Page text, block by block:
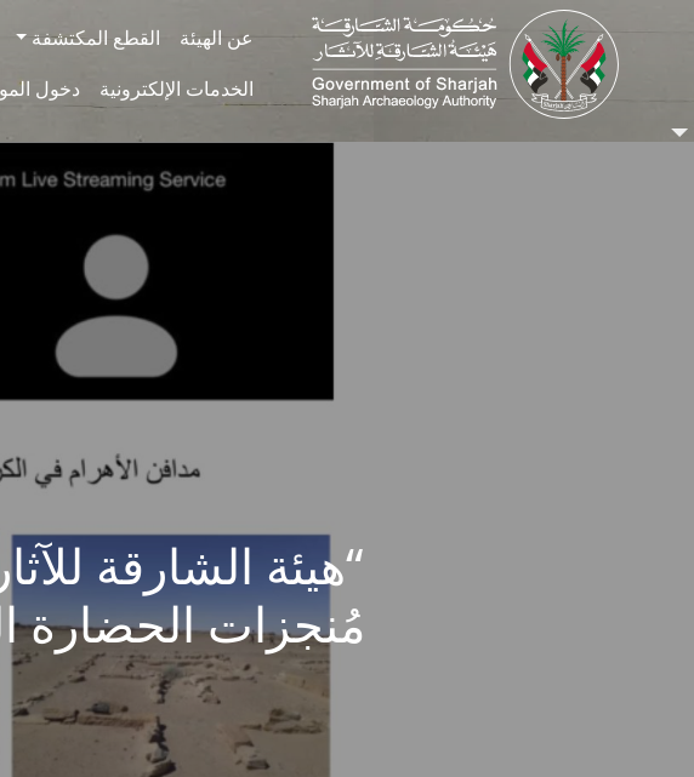
Skip to main content
عن الهيئة
القطع المكتشفة
الخدمات الإلكترونية
دخول
“هيئة الشارقة
مُنجزات الحضارة